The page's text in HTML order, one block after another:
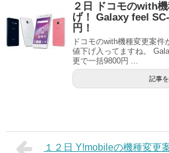
２日 ドコモのwith
げ！ Galaxy feel
円！
ドコモのwith機種変更案
値下げ入ってますね。
更で一括9800円 ...
記事
１２日 Y!mobileの機種変更